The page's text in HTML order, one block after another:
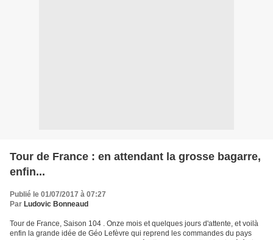
Tour de France : en attendant la grosse bagarre,
enfin...
Publié le 01/07/2017 à 07:27
Par Ludovic Bonneaud
Tour de France, Saison 104 . Onze mois et quelques jours d'attente, et voilà
enfin la grande idée de Géo Lefèvre qui reprend les commandes du pays